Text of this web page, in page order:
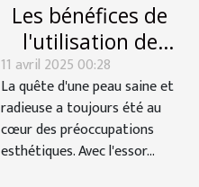
Les bénéfices de
l'utilisation de
cosmétiques bio
pour la santé de
la peau
11 avril 2025 00:28
La quête d'une peau saine et
radieuse a toujours été au
cœur des préoccupations
esthétiques. Avec l'essor...